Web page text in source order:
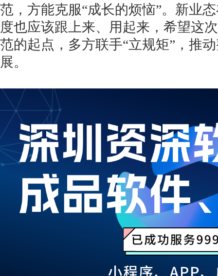
范，方能克服“成长的烦恼”。新业
度也应该跟上来、用起来，希望这
范的起点，多方联手“立规矩”，推
展。